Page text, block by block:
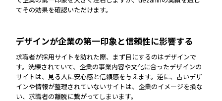
てその効果を確認いただけます。
デザインが企業の第一印象と信頼性に影響する
求職者が採用サイトを訪れた際、まず目にするのはデザインで
す。洗練されていて、企業の事業内容や文化に合ったデザインの
サイトは、見る人に安心感と信頼感を与えます。逆に、古いデザ
インや情報が整理されていないサイトは、企業のイメージを損な
い、求職者の離脱に繋がってしまいます。